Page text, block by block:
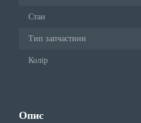
Стан
Тип запчастини
Колір
Опис